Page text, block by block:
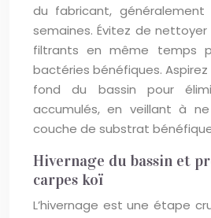
du fabricant,
semaines. Évitez de
filtrants en même temps
bactéries bénéfiques.
fond du bassin pour
accumulés, en veillant à
couche de substrat
Hivernage du bassin et
carpes koï
L’hivernage est une étape